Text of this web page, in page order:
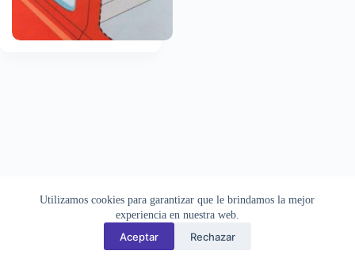
Utilizamos cookies para garantizar que le brindamos la mejor
experiencia en nuestra web.
Aceptar Rechazar
Todas las imágenes pertenecen a sus respectivos autores. Este sitio
recopila y muestra contenido público disponible en Internet. Si
desea solicitar la retirada de alguna imagen, puede hacerlo a través
de lasección de contacto.